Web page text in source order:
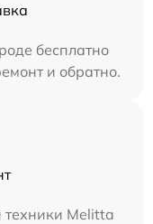
бесплатно
и обратно.
техники Melitta